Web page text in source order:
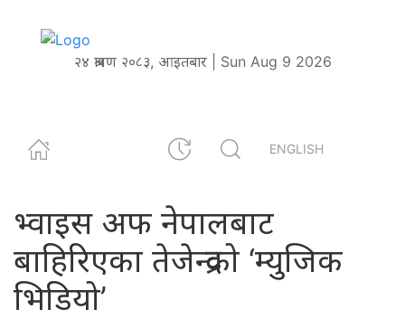
२४ श्रावण २०८३, आइतबार | Sun Aug 9 2026
ENGLISH
भ्वाइस अफ नेपालबाट
बाहिरिएका तेजेन्द्रको ‘म्युजिक
भिडियो’